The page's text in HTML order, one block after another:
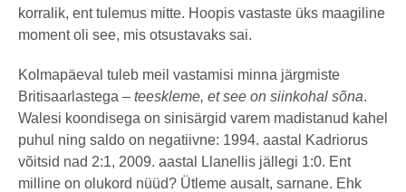
korralik, ent tulemus mitte. Hoopis vastaste üks maagiline
moment oli see, mis otsustavaks sai.
Kolmapäeval tuleb meil vastamisi minna järgmiste
Britisaarlastega – teeskleme, et see on siinkohal sõna.
Walesi koondisega on sinisärgid varem madistanud kahel
puhul ning saldo on negatiivne: 1994. aastal Kadriorus
võitsid nad 2:1, 2009. aastal Llanellis jällegi 1:0. Ent
milline on olukord nüüd? Ütleme ausalt, sarnane. Ehk